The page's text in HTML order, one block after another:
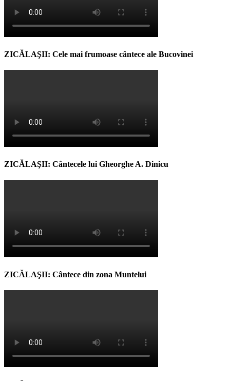
ZICĂLAŞII: Cele mai frumoase cântece ale Bucovinei
ZICĂLAŞII: Cântecele lui Gheorghe A. Dinicu
ZICĂLAŞII: Cântece din zona Muntelui